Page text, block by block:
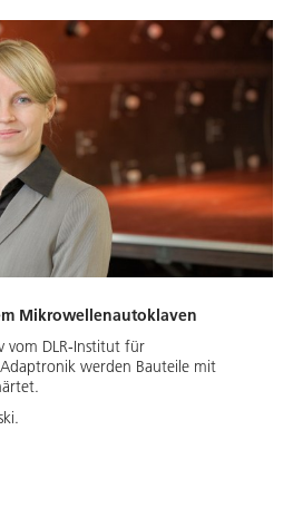
Mikrowellenautoklaven
vom DLR-Institut für
werden Bauteile mit